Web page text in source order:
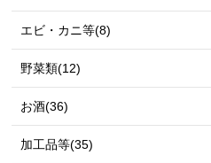
エビ・カニ等(8)
野菜類(12)
お酒(36)
加工品等(35)